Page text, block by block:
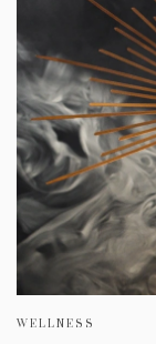
WELLNESS